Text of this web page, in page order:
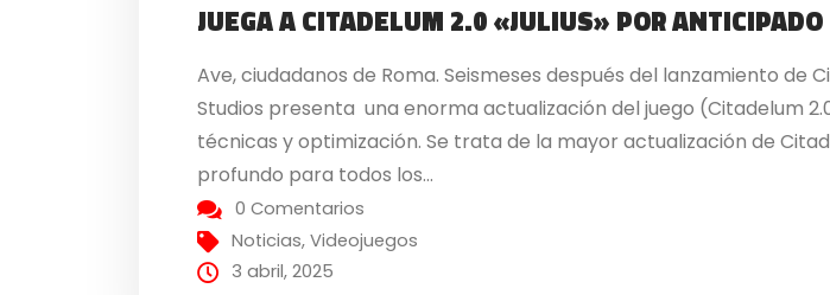
JUEGA A CITADELUM 2.0 «JULIUS» POR ANTICIPADO
Ave, ciudadanos de Roma. Seismeses después del lanzamiento
Studios presenta una enorma actualización del juego (Citadelum
técnicas y optimización. Se trata de la mayor actualización de
profundo para todos los...
0 Comentarios
Noticias,Videojuegos
3 abril, 2025